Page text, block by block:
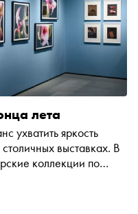
лета
ухватить яркость
выставках. В
коллекции по
фотографов, а в